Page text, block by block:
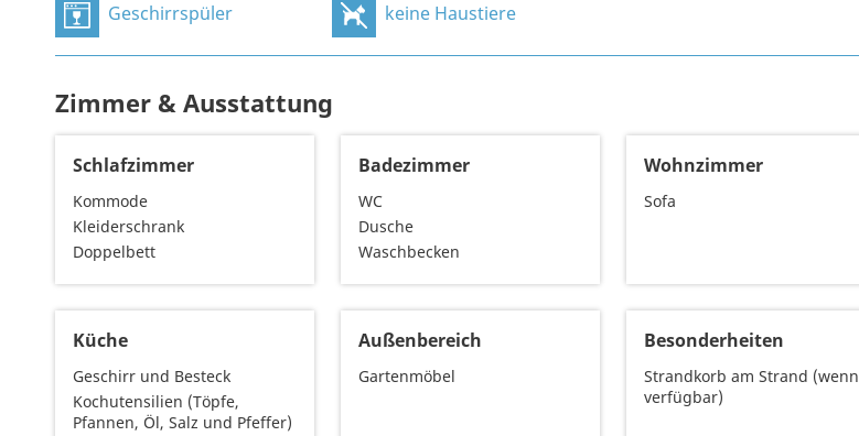
Geschirrspüler keine Haustiere
Zimmer & Ausstattung
Schlafzimmer
Kommode
Kleiderschrank
Doppelbett
Badezimmer
WC
Dusche
Waschbecken
Wohnzimmer
Sofa
Küche
Geschirr und Besteck
Kochutensilien (Töpfe,
Pfannen, Öl, Salz und Pfeffer)
Außenbereich
Gartenmöbel
Besonderheiten
Strandkorb am Strand (wenn
verfügbar)